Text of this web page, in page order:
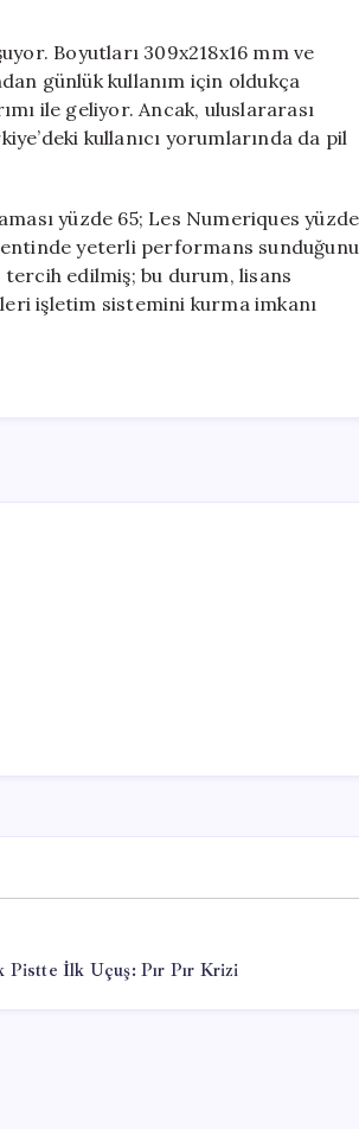
Boyutları 309x218x16 mm ve
günlük kullanım için oldukça
ile geliyor. Ancak, uluslararası
kullanıcı yorumlarında da pil
yüzde 65; Les Numeriques yüzde
yeterli performans sunduğunu
edilmiş; bu durum, lisans
işletim sistemini kurma imkanı
Pistte İlk Uçuş: Pır Pır Krizi